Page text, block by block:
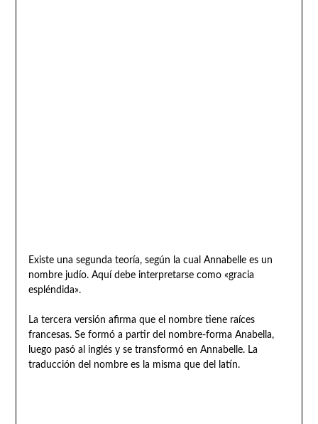
Existe una segunda teoría, según la cual Annabelle es un
nombre judío. Aquí debe interpretarse como «gracia
espléndida».
La tercera versión afirma que el nombre tiene raíces
francesas. Se formó a partir del nombre-forma Anabella,
luego pasó al inglés y se transformó en Annabelle. La
traducción del nombre es la misma que del latín.